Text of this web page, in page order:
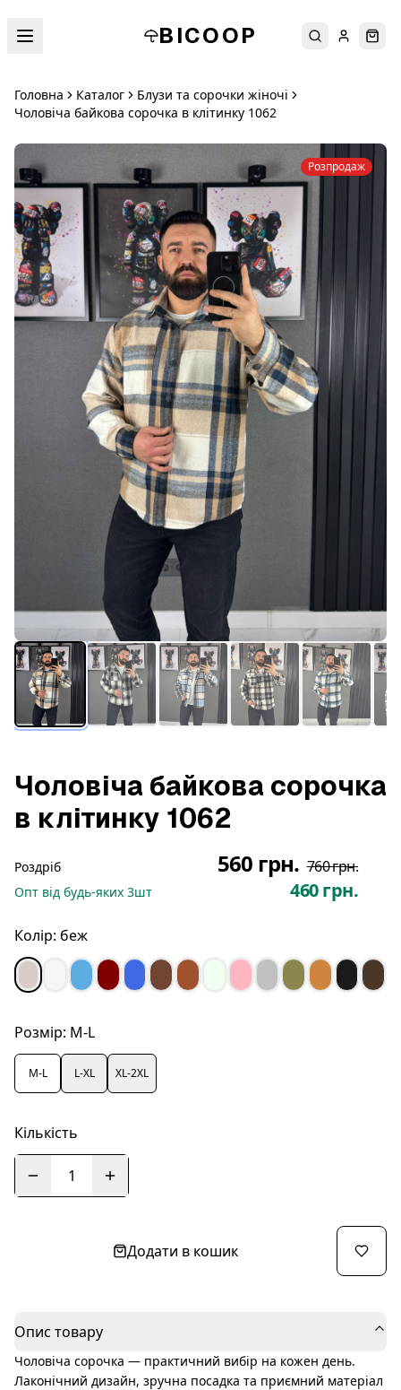
BICOOP ПошукУвійти
Головна Каталог
Блузи та сорочки жіночі
Чоловіча байкова сорочка в клітинку 1062
Розпродаж
Чоловіча байкова сорочка
в клітинку 1062
Роздріб 560 грн. 760 грн.
Опт від будь-яких 3шт 460 грн.
Колір: беж
Розмір: M-L
M-L L-XL XL-2XL
Кількість
1
Додати в кошик
Опис товару
Чоловіча сорочка — практичний вибір на кожен день.
Лаконічний дизайн, зручна посадка та приємний матеріал